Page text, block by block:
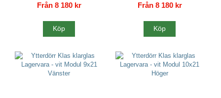
Från 8 180 kr
Köp
Från 8 180 kr
Köp